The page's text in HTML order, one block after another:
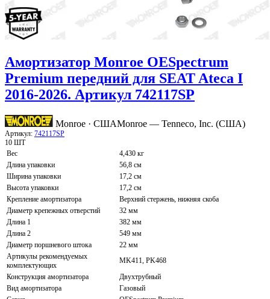
Амортизатор Monroe OESpectrum
Premium передний для SEAT Ateca I
2016-2026. Артикул 742117SP
Monroe · СШАMonroe — Tenneco, Inc. (США)
Артикул: 742117SP
10 ШТ
Вес
4,430 кг
Длина упаковки
56,8 см
Ширина упаковки
17,2 см
Высота упаковки
17,2 см
Крепление амортизатора
Верхний стержень, нижняя скоба
Диаметр крепежных отверстий
32 мм
Длина 1
382 мм
Длина 2
549 мм
Диаметр поршневого штока
22 мм
Артикулы рекомендуемых
комплектующих
MK411, PK468
Конструкция амортизатора
Двухтрубный
Вид амортизатора
Газовый